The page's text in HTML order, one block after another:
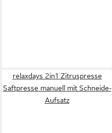
relaxdays 2in1 Zitruspresse
Saftpresse manuell mit Schneide-
Aufsatz